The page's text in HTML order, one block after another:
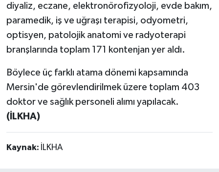
diyaliz, eczane, elektronörofizyoloji, evde bakım,
paramedik, iş ve uğraşı terapisi, odyometri,
optisyen, patolojik anatomi ve radyoterapi
branşlarında toplam 171 kontenjan yer aldı.
Böylece üç farklı atama dönemi kapsamında
Mersin'de görevlendirilmek üzere toplam 403
doktor ve sağlık personeli alımı yapılacak.
(İLKHA)
Kaynak: İLKHA